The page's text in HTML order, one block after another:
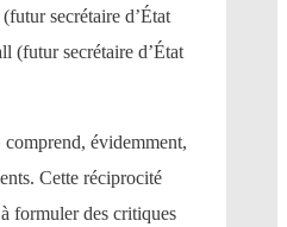
secrétaire d’État
(futur secrétaire d’État
comprend, évidemment,
Cette réciprocité
formuler des critiques